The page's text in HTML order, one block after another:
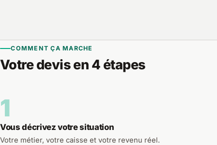
COMMENT ÇA MARCHE
Votre devis en 4 étapes
1
Vous décrivez votre situation
Votre métier, votre caisse et votre revenu réel.